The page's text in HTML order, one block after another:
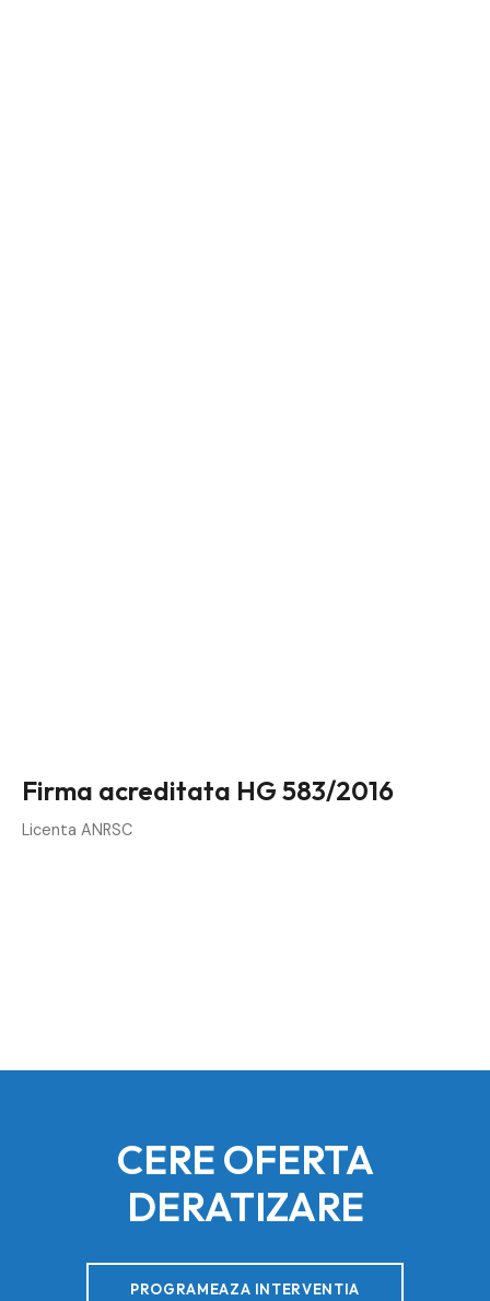
Firma acreditata HG 583/2016
Licenta ANRSC
CERE OFERTA
DERATIZARE
PROGRAMEAZA INTERVENTIA